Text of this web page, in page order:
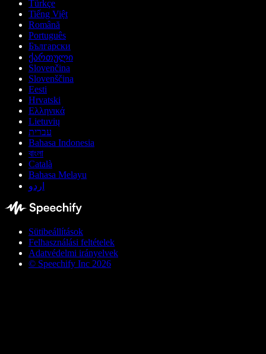
Türkçe
Tiếng Việt
Română
Português
Български
ქართული
Slovenčina
Slovenščina
Eesti
Hrvatski
Ελληνικά
Lietuvių
עברית
Bahasa Indonesia
বাংলা
Català
Bahasa Melayu
اردو
Sütibeállítások
Felhasználási feltételek
Adatvédelmi irányelvek
© Speechify Inc 2026